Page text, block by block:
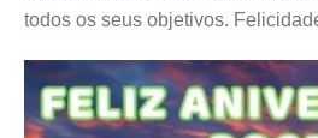
todos os seus objetivos.